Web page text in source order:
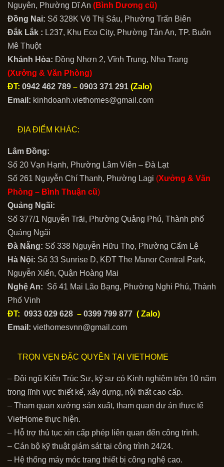
Nguyên, Phường Dĩ An (Bình Dương cũ)
Đồng Nai: Số 328K Võ Thị Sáu, Phường Trấn Biên
Đắk Lắk : L237, Khu Eco City, Phường Tân An, TP. Buôn
Mê Thuột
Khánh Hòa: Đồng Nhơn 2, Vĩnh Trung, Nha Trang
(Xưởng & Văn Phòng)
ĐT: 0942 462 789 – 0903 371 291 (Zalo)
Email: kinhdoanh.viethomes@gmail.com
ĐỊA ĐIỂM KHÁC:
Lâm Đồng:
Số 20 Vạn Hạnh, Phường Lâm Viên – Đà Lạt
Số 261 Nguyễn Chí Thanh, Phường Lagi (Xưởng & Văn
Phòng – Bình Thuận cũ)
Quảng Ngãi:
Số 377/1 Nguyễn Trãi, Phường Quảng Phú, Thành phố
Quảng Ngãi
Đà Nẵng: Số 338 Nguyễn Hữu Thọ, Phường Cẩm Lệ
Hà Nội: Số 33 Sunrise D, KĐT The Manor Central Park,
Nguyễn Xiển, Quận Hoàng Mai
Nghệ An: Số 41 Mai Lão Bạng, Phường Nghi Phú, Thành
Phố Vinh
ĐT: 0933 029 628 – 0399 799 877 ( Zalo)
Email: viethomesvnn@gmail.com
TRỌN VẸN ĐẶC QUYỀN TẠI VIETHOME
– Đội ngũ Kiến Trúc Sư, kỹ sư có Kinh nghiệm trên 10 năm
trong lĩnh vực thiết kế, xây dựng, nội thất cao cấp.
– Tham quan xưởng sản xuất, tham quan dự án thực tế
VietHome thực hiện.
– Hỗ trợ thủ tục xin cấp phép liên quan đến công trình.
– Cán bộ kỹ thuật giám sát tại công trình 24/24.
– Hệ thống máy móc trang thiết bị công nghệ cao.